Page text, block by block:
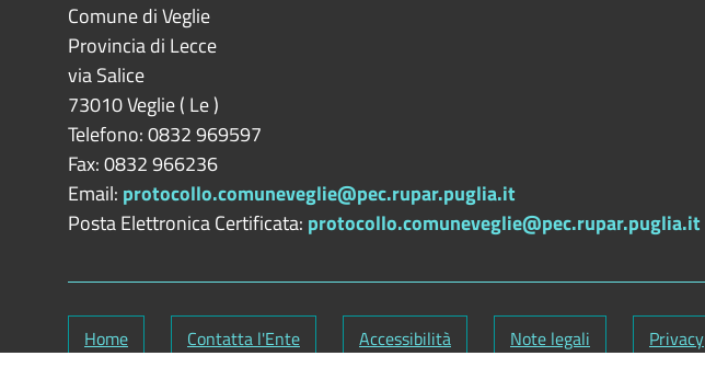
Comune di Veglie
Provincia di Lecce
via Salice
73010Veglie( Le)
Telefono: 0832 969597
Fax: 0832 966236
Email: protocollo.comuneveglie@pec.rupar.puglia.it
Posta Elettronica Certificata: protocollo.comuneveglie@pec.rupar.puglia.it
Home Contatta l'Ente Accessibilità Note legali Privacy